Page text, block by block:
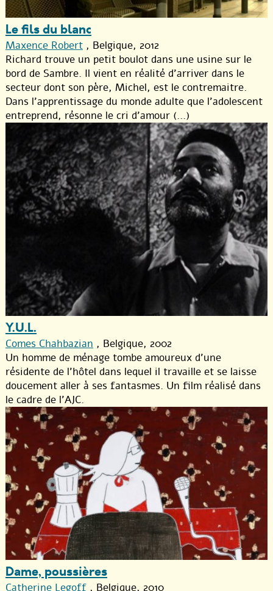
Le fils du blanc
Maxence Robert , Belgique, 2012
Richard trouve un petit boulot dans une usine sur le
bord de Sambre. Il vient en réalité d’arriver dans le
secteur dont son père, Michel, est le contremaitre.
Dans l’apprentissage du monde adulte que l’adolescent
entreprend, résonne le cri d’amour (...)
Y.U.L.
Comes Chahbazian , Belgique, 2002
Un homme de ménage tombe amoureux d’une
résidente de l’hôtel dans lequel il travaille et se laisse
doucement aller à ses fantasmes. Un film réalisé dans
le cadre de l’AJC.
Dame, poussières
Catherine Legoff , Belgique, 2010